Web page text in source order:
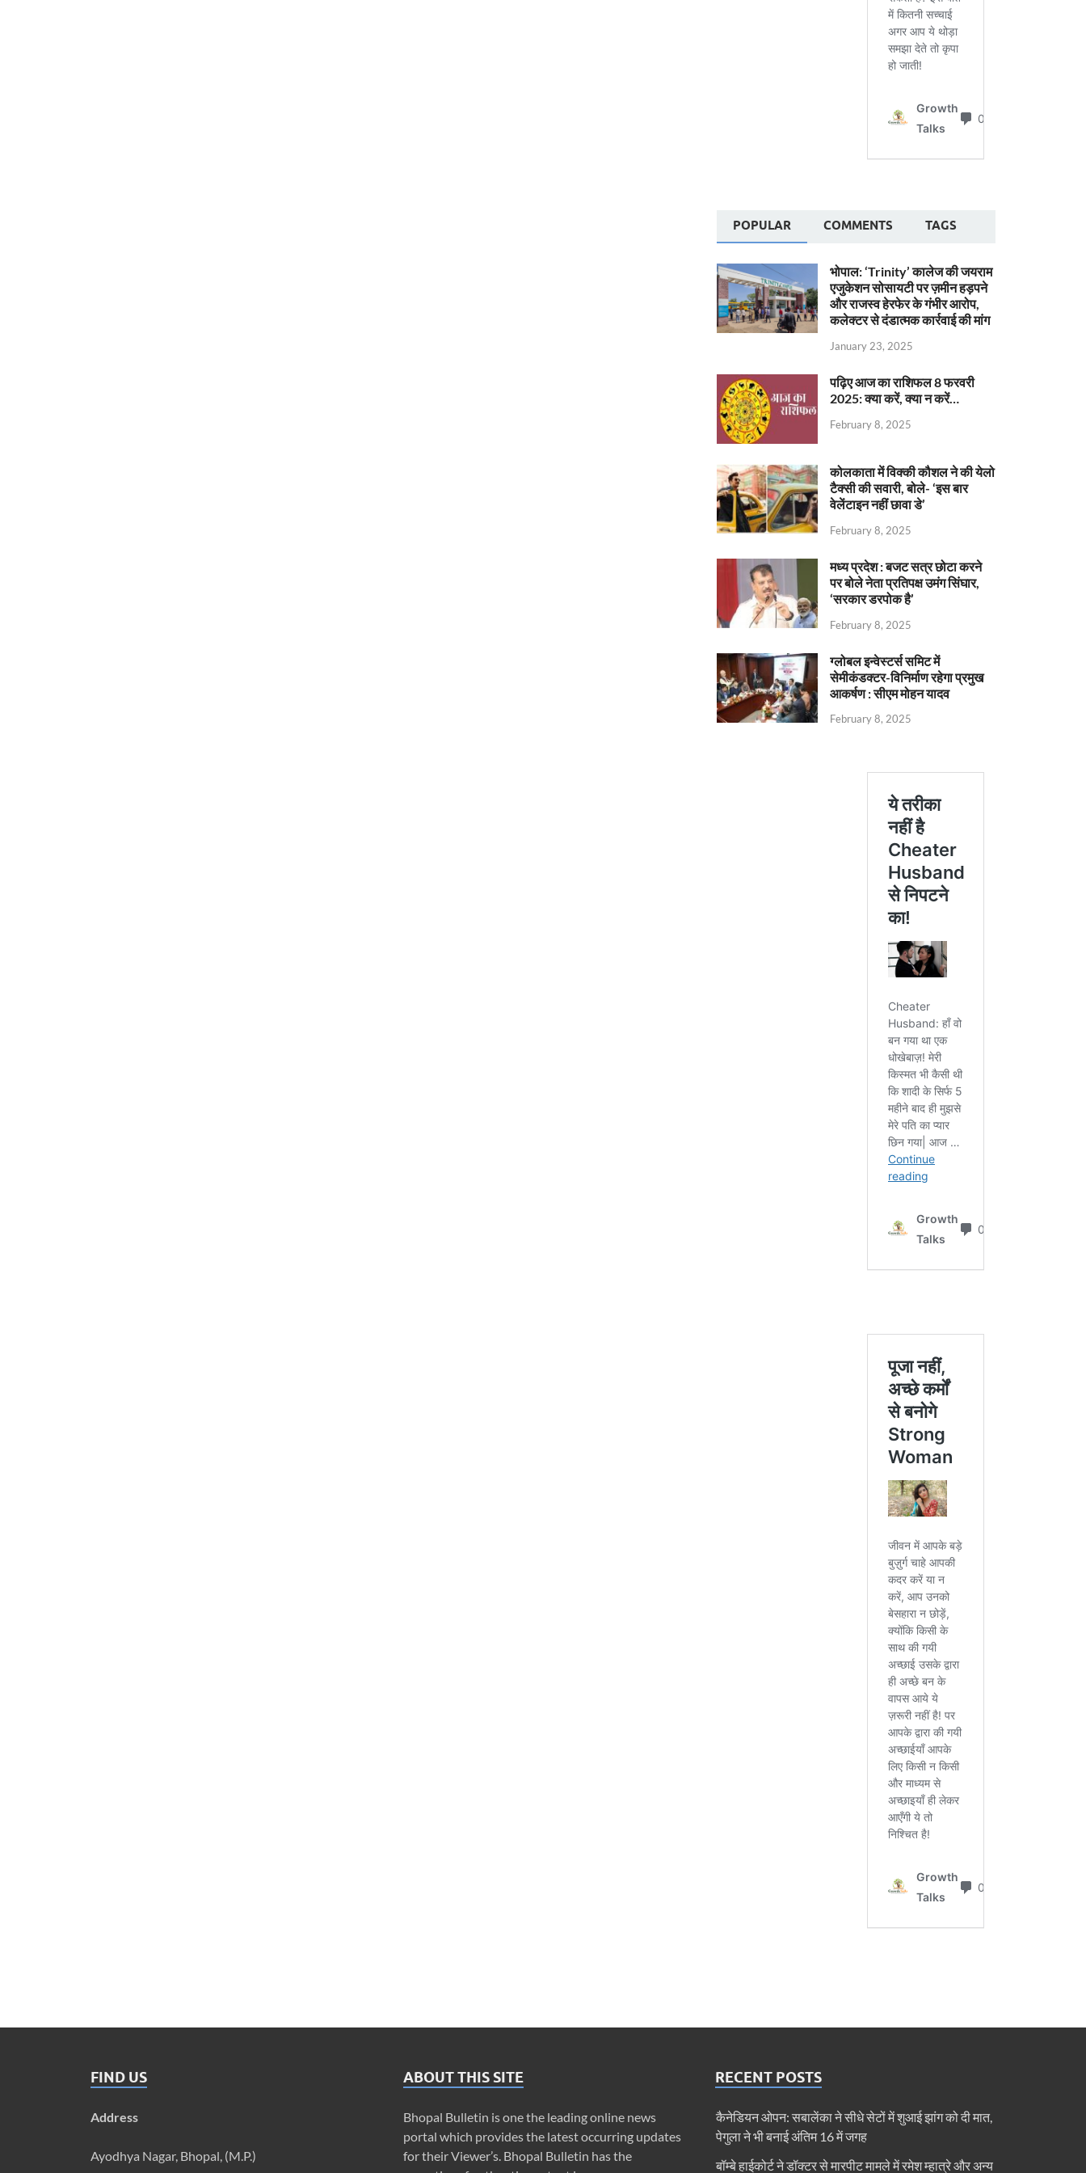
POPULAR COMMENTS TAGS
भोपाल: ‘Trinity’ कालेज की जयराम
एजुकेशन सोसायटी पर ज़मीन हड़पने
और राजस्व हेरफेर के गंभीर आरोप,
कलेक्टर से दंडात्मक कार्रवाई की मांग
January 23, 2025
पढ़िए आज का राशिफल 8 फरवरी
2025: क्या करें, क्या न करें…
February 8, 2025
कोलकाता में विक्की कौशल ने की येलो
टैक्सी की सवारी, बोले- ‘इस बार
वेलेंटाइन नहीं छावा डे’
February 8, 2025
मध्य प्रदेश : बजट सत्र छोटा करने
पर बोले नेता प्रतिपक्ष उमंग सिंघार,
‘सरकार डरपोक है’
February 8, 2025
ग्लोबल इन्वेस्टर्स समिट में
सेमीकंडक्टर-विनिर्माण रहेगा प्रमुख
आकर्षण : सीएम मोहन यादव
February 8, 2025
FIND US
Address
Ayodhya Nagar, Bhopal, (M.P.)
ABOUT THIS SITE
Bhopal Bulletin is one the leading online news
portal which provides the latest occurring updates
for their Viewer’s. Bhopal Bulletin has the
RECENT POSTS
कैनेडियन ओपन: सबालेंका ने सीधे सेटों में शुआई झांग को दी मात,
पेगुला ने भी बनाई अंतिम 16 में जगह
बॉम्बे हाईकोर्ट ने डॉक्टर से मारपीट मामले में रमेश म्हात्रे और अन्य